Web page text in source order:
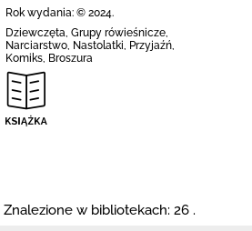
Rok wydania: © 2024.
Dziewczęta, Grupy rówieśnicze,
Narciarstwo, Nastolatki, Przyjaźń,
Komiks, Broszura
Znalezione w bibliotekach: 26 .